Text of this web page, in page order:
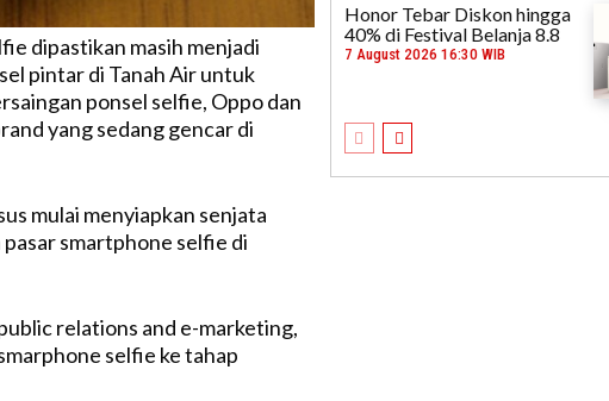
dipastikan masih menjadi
pintar di Tanah Air untuk
ponsel selfie, Oppo dan
yang sedang gencar di
mulai menyiapkan senjata
smartphone selfie di
relations and e-marketing,
selfie ke tahap
Honor Tebar Diskon hingga
40% di Festival Belanja 8.8
7 August 2026 16:30 WIB